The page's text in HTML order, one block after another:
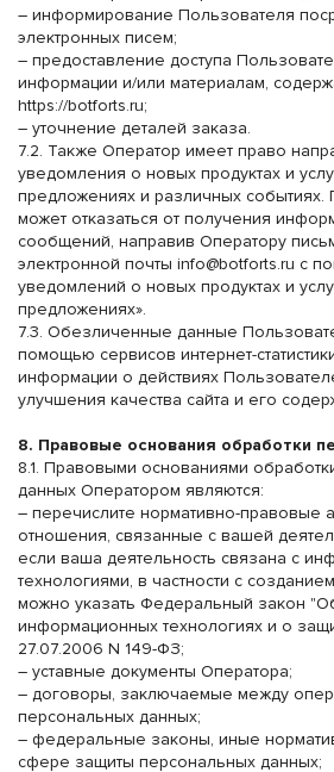
– информирование Пользователя
электронных писем;
– предоставление доступа
информации и/или материалам,
https://botforts.ru;
– уточнение деталей заказа.
7.2. Также Оператор имеет право
уведомления о новых продуктах и
предложениях и различных событиях.
может отказаться от получения
сообщений, направив Оператору
электронной почты info@botforts.ru с
уведомлений о новых продуктах и
предложениях».
7.3. Обезличенные данные
помощью сервисов интернет-
информации о действиях
улучшения качества сайта и его
8. Правовые основания обработки
8.1. Правовыми основаниями
данных Оператором являются:
– перечислите нормативно-правовые
отношения, связанные с вашей
если ваша деятельность связана с
технологиями, в частности с
можно указать Федеральный закон
информационных технологиях и о
27.07.2006 N 149-ФЗ;
– уставные документы Оператора;
– договоры, заключаемые между
персональных данных;
– федеральные законы, иные
сфере защиты персональных данных;